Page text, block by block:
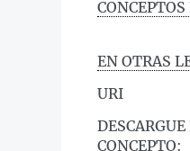
CONCEPTOS
EN OTRAS
URI
DESCARGUE
CONCEPTO: